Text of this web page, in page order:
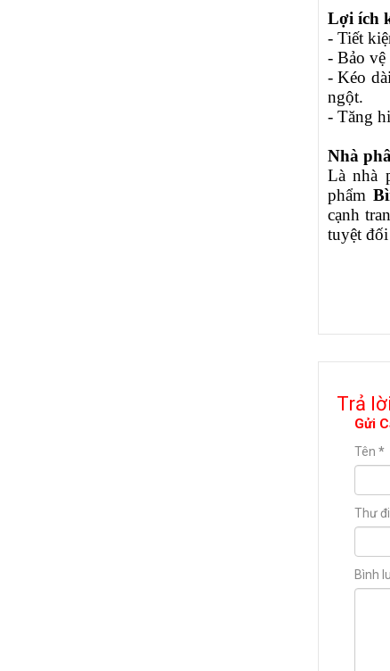
Lợi ích
- Tiết
- Bảo
- Kéo
ngột.
- Tăng
Nhà
Là nhà
phẩm
cạnh
tuyệt
Trả lời
Gửi
Tên *
Thư
Bình